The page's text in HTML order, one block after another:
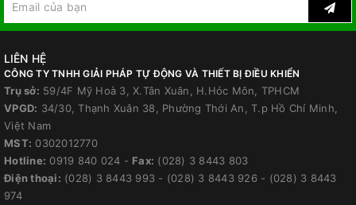
LIÊN HỆ
CÔNG TY TNHH GIẢI PHÁP TỰ ĐỘNG VÀ THIẾT BỊ ĐIỀU KHIỂN
Trụ sở: 59/4F Mỹ Hoà 3, X.Tân Xuân, H.Hóc Môn, TPHCM
VPGD: 34/30, Thạnh Xuân 38, Phường Thới An, T.p Hồ Chí Minh,
Việt Nam
MST: 0302012770
Hotline: 0919 840 024 - Fax: (028) 3 8443 803
Điện thoại: (028) 3 8443 993 - (028) 3 8443 926 - (028) 3 8443
974